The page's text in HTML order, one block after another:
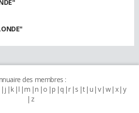
des membres :
j k l m n o p q r s t u v w x y
z